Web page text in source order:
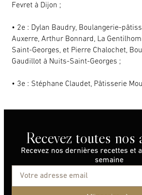
Fevret à Dijon ;
• 2e : Dylan Baudry, Boulangerie-
Auxerre, Arthur Bonnard, La
Saint-Georges, et Pierre Chalochet,
Gaudillot à Nuits-Saint-Georges ;
• 3e : Stéphane Claudet, Pâtisserie
Recevez toutes nos
Recevez nos dernières recettes et
semaine